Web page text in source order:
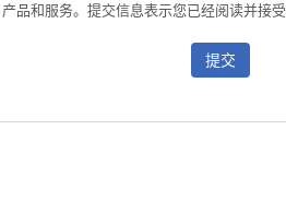
品和服务。提交信息表示您已经阅读并接
提交